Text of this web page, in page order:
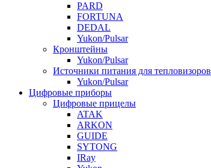
PARD
FORTUNA
DEDAL
Yukon/Pulsar
Кронштейны
Yukon/Pulsar
Источники питания для тепловизоров
Yukon/Pulsar
Цифровые приборы
Цифровые прицелы
ATAK
ARKON
GUIDE
SYTONG
IRay